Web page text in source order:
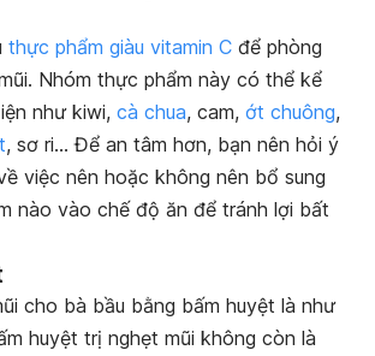
thực phẩm giàu vitamin C để phòng
Nhóm thực phẩm này có thể kể
như kiwi, cà chua, cam, ớt chuông,
, sơ ri… Để an tâm hơn, bạn nên hỏi ý
việc nên hoặc không nên bổ sung
nào vào chế độ ăn để tránh lợi bất
cho bà bầu bằng bấm huyệt là như
huyệt trị nghẹt mũi không còn là